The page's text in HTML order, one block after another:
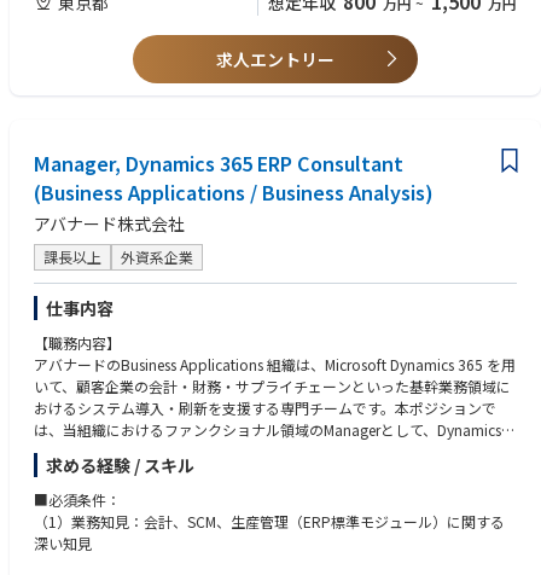
ッショナルとしての更なる成長を遂げることができる数多くの機会が存在
アバナードは、インクルージョン＆ダイバーシティ（I&D）の文化の醸成
ムワークのカルチャーの中で、継続的に学ぶことができるトレーニングプ
ログラムやキャリアアドバイザー制度を活用しながら、新たなキャリアを
進んでいただくことができます。
チームワーク、新たなテクノロジーの習得を通じて、クライアントの問題
解決に応えるアバナードは、その先で私達の仕事の結果、人の働き方、コ
ミュニケーションやコラボレーションなど真のヒューマンインパクトをも
たらせることができるかを原動力に日々活躍しています。
アバナードのインクルージョン＆ダイバーシティ（I&D）に関する情報は
こちらをご覧ください。
https://www.avanade.com/ja-jp/about/responsible-business
＊＊
に取り組んでおります。
・Create a future for our people that focuses on:
- Expanding your thinking
見積もりをサポートします。
【具体的な業務内容】
＜Associate Manager＞
・マネージャーやエンジニアと協力し、新しいクラウドベースのサービ
ス、アプリケーションを最適に動作させるためのインフラストラクチャ
ー、ソリューションの仕様を開発する
・クラウド管理プラットフォームの展開を推進し、その性能を評価し、改
善を実施する
・ビジネスの問題に対するITアーキテクチャ（統合プロセス、アプリケー
ション、データ、技術）ソリューションを、企業アーキテクチャの方向性
と基準に沿って設計・開発する
・内部および外部（クライアント）の期待に応えるか、それを超えるソフ
トウェア資産の設計、開発、強化を行う機能横断型開発チームの監督・管
理を行う
・チームメンバーにコーチング、メンタリング、モチベーションを与え、
積極的な行動とその業務への責任を持たせる
・責任、品質、コミットメント、成長、革新を促進する環境を創出し、必
要に応じて販売プロセスをサポートする
＜Manager＞
・クラウドベースのソリューションを設計する
・クラウドアーキテクチャを設計し、ソリューションを開発するための計
(2) リーダーシップのご経験
・プロジェクトや所属組織において技術的な意思決定や方針策定を担い、
(3) その他
・ビジネスレベルの日本語（JLPT:N1目安）
・Officeアプリケーションを使用した各種資料の作成、レビュー経験
＜Manager＞
(1) 下記のいずれかまたは複数の経験
・クラウドおよびオンプレミスのアーキテクチャ設計のご経験
（例）クラウドに関するコンサルティング、パブリッククラウド・ハイブ
リッド環境の設計・構築、PaaS/SaaSを活用したシステムの設計・構築、
オンプレミスまたはプライベートクラウド環境の設計・構築、アプリケー
ションを考慮したクラウドネイティブ環境の設計・構築等
・Windows/Linux OSおよびミドルウェアのアーキテクチャ策定・実装・
展開の経験
(2) (1)に記載の各種サービスに対するプリセールスの経験
（例）顧客向けの提案やプロジェクトの組成
求人エントリー
Manager, Dynamics 365 ERP Consultant
(Business Applications / Business Analysis)
アバナード株式会社
課長以上 外資系企業
仕事内容
【職務内容】
アバナードのBusiness Applications 組織は、Microsoft Dynamics 365 を用
いて、顧客企業の会計・財務・サプライチェーンといった基幹業務領域に
おけるシステム導入・刷新を支援する専門チームです。本ポジションで
は、当組織におけるファンクショナル領域のManagerとして、Dynamics 3
65 導入プロジェクト全体を俯瞰し、計画立案から導入・運用フェーズま
でをリードし、プロジェクトの成功を推進していただきます。
■ なぜDynamics365か？
Dynamics 365 ERPは会計・販売・購買・在庫などを統合し、Microsoft基
求める経験 / スキル
■必須条件：
（1）業務知見：会計、SCM、生産管理（ERP標準モジュール）に関する
深い知見​